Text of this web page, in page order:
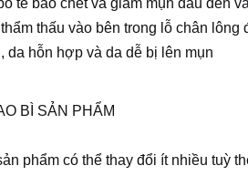
tế bào chết và giảm mụn đầu đen
thấu vào bên trong lỗ chân
da hỗn hợp và da dễ bị lên mụn
BÌ SẢN PHẨM
phẩm có thể thay đổi ít nhiều tuỳ